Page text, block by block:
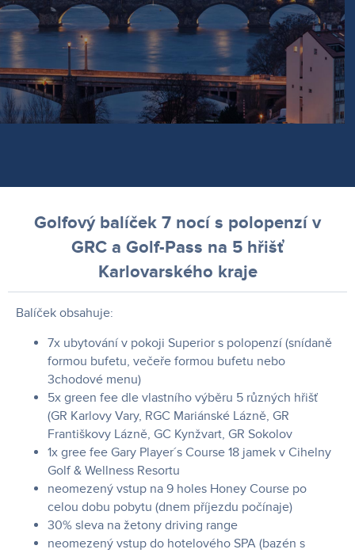
Golfový balíček 7 nocí s polopenzí v
GRC a Golf-Pass na 5 hřišť
Karlovarského kraje
Balíček obsahuje:
7x ubytování v pokoji Superior s polopenzí (snídaně
formou bufetu, večeře formou bufetu nebo
3chodové menu)
5x green fee dle vlastního výběru 5 různých hřišť
(GR Karlovy Vary, RGC Mariánské Lázně, GR
Františkovy Lázně, GC Kynžvart, GR Sokolov
1x gree fee Gary Player´s Course 18 jamek v Cihelny
Golf & Wellness Resortu
neomezený vstup na 9 holes Honey Course po
celou dobu pobytu (dnem příjezdu počínaje)
30% sleva na žetony driving range
neomezený vstup do hotelového SPA (bazén s